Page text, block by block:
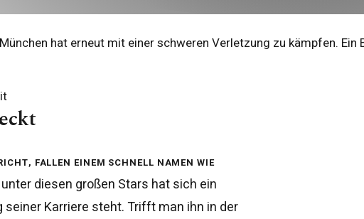
hat erneut mit einer schweren Verletzung zu kämpfen.
fallen einem schnell Namen wie
diesen großen Stars hat sich ein
Karriere steht. Trifft man ihn in der